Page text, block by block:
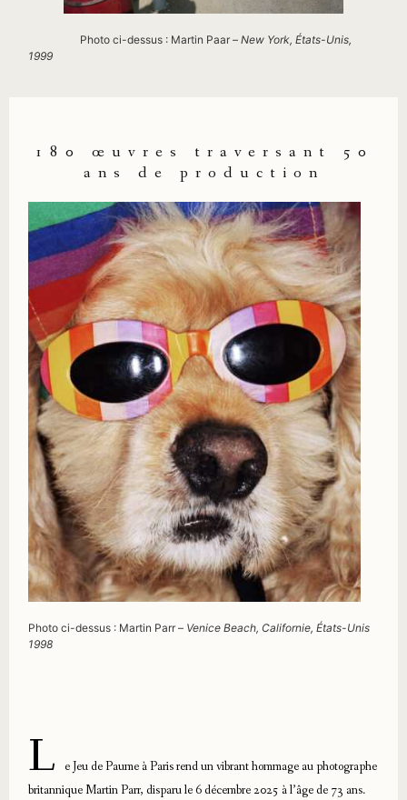
Photo ci-dessus : Martin Paar –New York, États-Unis,
1999
180 œuvres traversant 50
ans de production
Photo ci-dessus : Martin Parr – Venice Beach, Californie, États-Unis
1998
L
e Jeu de Paume à Paris rend un vibrant hommage au photographe
britannique Martin Parr, disparu le 6 décembre 2025 à l’âge de 73 ans.